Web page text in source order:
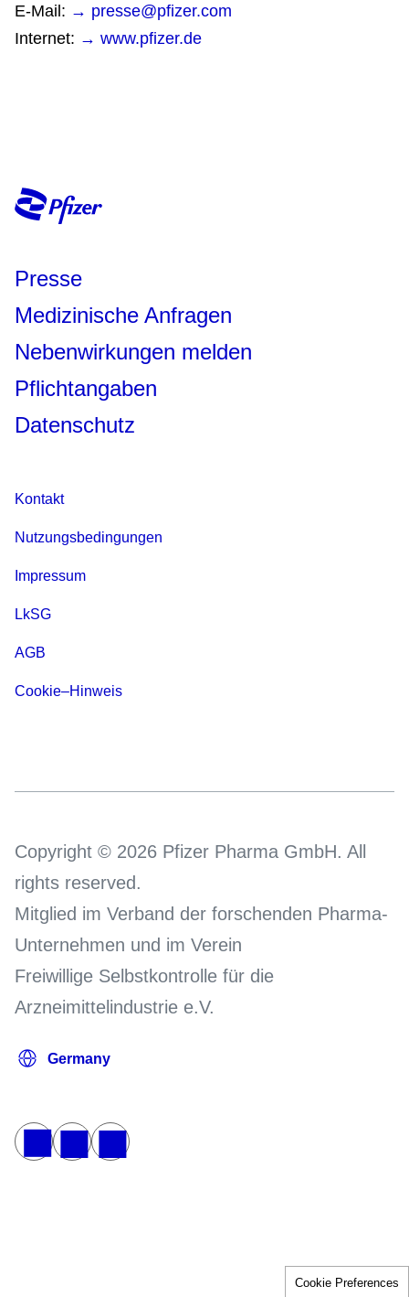
E-Mail: → presse@pfizer.com
Internet: → www.pfizer.de​​​​​​​
Presse
Medizinische Anfragen
Nebenwirkungen melden
Pflichtangaben
Datenschutz
Kontakt
Nutzungsbedingungen
Impressum
LkSG
AGB
Cookie–Hinweis
Copyright © 2026 Pfizer Pharma GmbH. All
rights reserved.
Mitglied im Verband der forschenden Pharma-
Unternehmen und im Verein
Freiwillige Selbstkontrolle für die
Arzneimittelindustrie e.V.
Cookie Preferences